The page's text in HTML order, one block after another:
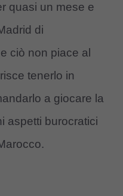
quasi un mese e
di
ciò non piace al
tenerlo in
a giocare la
aspetti burocratici